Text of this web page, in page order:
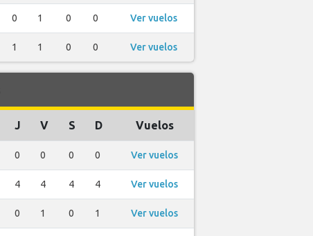
0 1 0 0 Ver vuelos
1 1 0 0 Ver vuelos
J V S D Vuelos
0 0 0 0 Ver vuelos
4 4 4 4 Ver vuelos
0 1 0 1 Ver vuelos